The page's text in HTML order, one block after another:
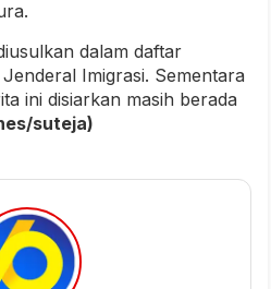
dalam daftar
Imigrasi. Sementara
ini disiarkan masih berada
suteja)